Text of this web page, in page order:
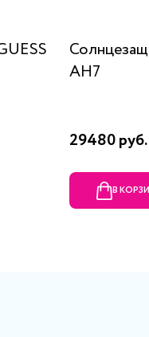
AH7
29480 руб.
В